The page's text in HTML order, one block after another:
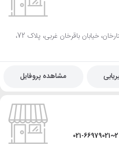
تهران، منطقه 2، محله توحید، ستارخان، خیابان باقرخان غربی، پلاک 72،
مشاهده پروفایل
021-66979021~2